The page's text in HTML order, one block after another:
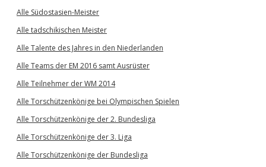
Alle Südostasien-Meister
Alle tadschikischen Meister
Alle Talente des Jahres in den Niederlanden
Alle Teams der EM 2016 samt Ausrüster
Alle Teilnehmer der WM 2014
Alle Torschützenkönige bei Olympischen Spielen
Alle Torschützenkönige der 2. Bundesliga
Alle Torschützenkönige der 3. Liga
Alle Torschützenkönige der Bundesliga